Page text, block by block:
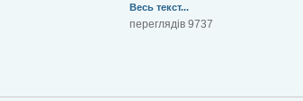
Весь текст...
переглядів 9737